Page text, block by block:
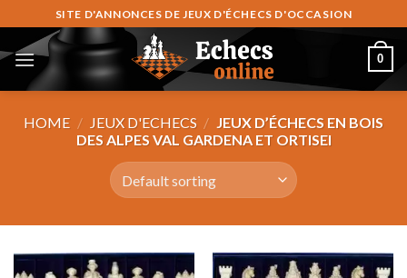
to
content
SITE D'ANNONCES DE JEUX D'ÉCHECS D'OCCASION
0
HOME / JEUX D'ECHECS / JEUX D’ÉCHECS EN BOIS
DES ALPES VAL GARDENA ET ORTISEI